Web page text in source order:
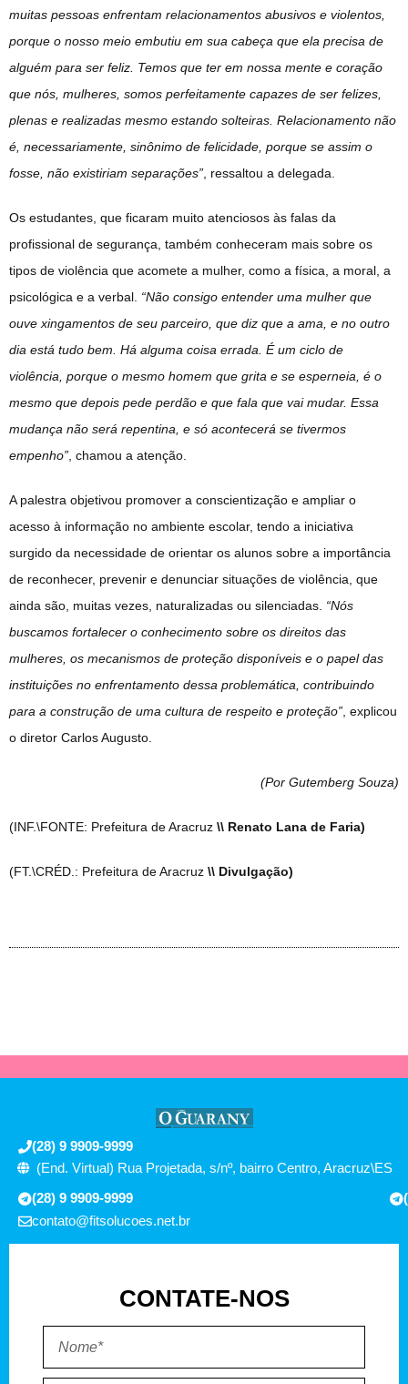
muitas pessoas enfrentam relacionamentos abusivos e violentos,
porque o nosso meio embutiu em sua cabeça que ela precisa de
alguém para ser feliz. Temos que ter em nossa mente e coração
que nós, mulheres, somos perfeitamente capazes de ser felizes,
plenas e realizadas mesmo estando solteiras. Relacionamento não
é, necessariamente, sinônimo de felicidade, porque se assim o
fosse, não existiriam separações” , ressaltou a delegada.
Os estudantes, que ficaram muito atenciosos às falas da
profissional de segurança, também conheceram mais sobre os
tipos de violência que acomete a mulher, como a física, a moral, a
psicológica e a verbal. “Não consigo entender uma mulher que
ouve xingamentos de seu parceiro, que diz que a ama, e no outro
dia está tudo bem. Há alguma coisa errada. É um ciclo de
violência, porque o mesmo homem que grita e se esperneia, é o
mesmo que depois pede perdão e que fala que vai mudar. Essa
mudança não será repentina, e só acontecerá se tivermos
empenho” , chamou a atenção.
A palestra objetivou promover a conscientização e ampliar o
acesso à informação no ambiente escolar, tendo a iniciativa
surgido da necessidade de orientar os alunos sobre a importância
de reconhecer, prevenir e denunciar situações de violência, que
ainda são, muitas vezes, naturalizadas ou silenciadas. “Nós
buscamos fortalecer o conhecimento sobre os direitos das
mulheres, os mecanismos de proteção disponíveis e o papel das
instituições no enfrentamento dessa problemática, contribuindo
para a construção de uma cultura de respeito e proteção” , explicou
o diretor Carlos Augusto.
(Por Gutemberg Souza)
(INF.\FONTE: Prefeitura de Aracruz \\ Renato Lana de Faria)
(FT.\CRÉD.: Prefeitura de Aracruz \\ Divulgação)
(28) 9 9909-9999
(End. Virtual) Rua Projetada, s/nº, bairro Centro, Aracruz\ES
(28) 9 9909-9999
contato@fitsolucoes.net.br
CONTATE-NOS